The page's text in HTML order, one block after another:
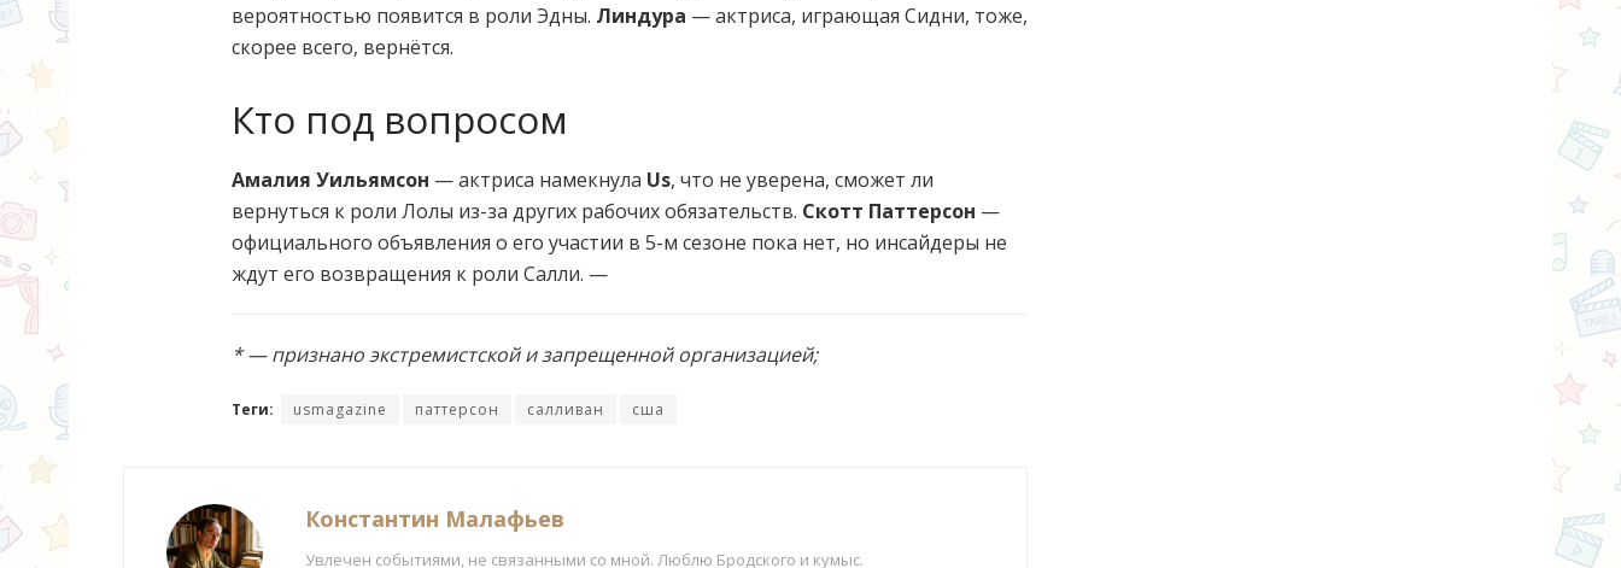
вероятностью появится в роли Эдны. Линдура — актриса, играющая Сидни, тоже,
скорее всего, вернётся.
Кто под вопросом
Амалия Уильямсон — актриса намекнула Us, что не уверена, сможет ли
вернуться к роли Лолы из-за других рабочих обязательств. Скотт Паттерсон —
официального объявления о его участии в 5-м сезоне пока нет, но инсайдеры не
ждут его возвращения к роли Салли. —
* — признано экстремистской и запрещенной организацией;
Теги: usmagazine паттерсон салливан сша
Константин Малафьев
Увлечен событиями, не связанными со мной. Люблю Бродского и кумыс.